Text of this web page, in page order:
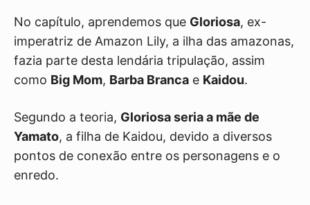
No capítulo, aprendemos que Gloriosa, ex-
imperatriz de Amazon Lily, a ilha das amazonas,
fazia parte desta lendária tripulação, assim
como Big Mom, Barba Branca e Kaidou.
Segundo a teoria, Gloriosa seria a mãe de
Yamato, a filha de Kaidou, devido a diversos
pontos de conexão entre os personagens e o
enredo.